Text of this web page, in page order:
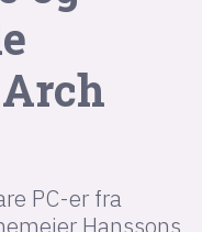
PC-er fra
Hanssons
meninger
kontor
design